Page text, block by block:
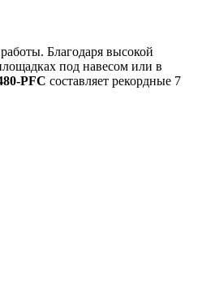
Благодаря высокой
под навесом или в
PFC составляет рекордные 7